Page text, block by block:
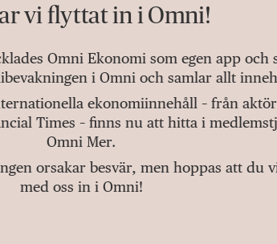
vi flyttat in i Omni!
Omni Ekonomi som egen app och
i Omni och samlar allt
ekonomiinnehåll – från
Times – finns nu att hitta i
Omni Mer.
orsakar besvär, men hoppas att du
med oss in i Omni!